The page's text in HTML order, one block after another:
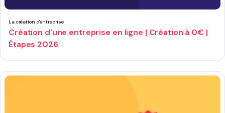
La création d'entreprise
Création d'une entreprise en ligne | Création à 0€ |
Étapes 2026